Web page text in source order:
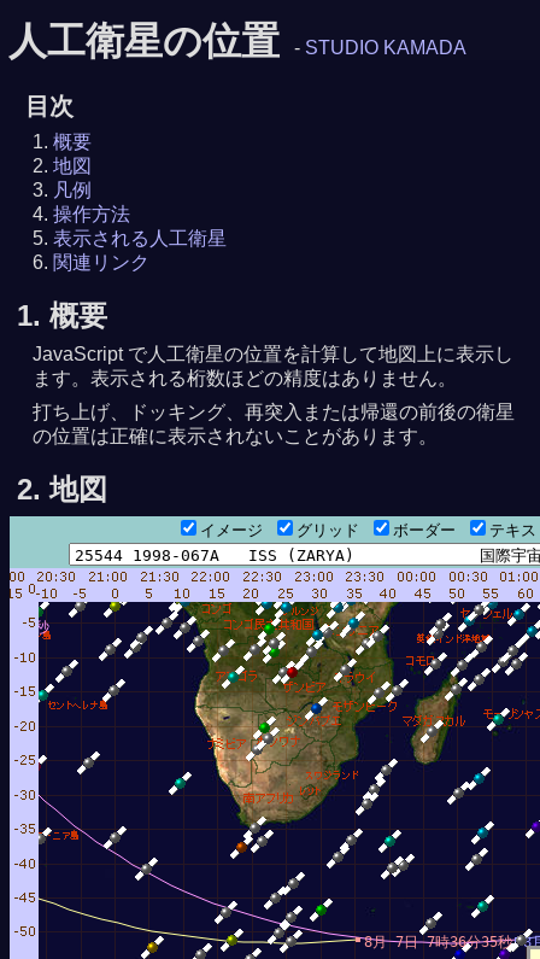
人工衛星の位置 - STUDIO KAMADA
目次
概要
地図
凡例
操作方法
表示される人工衛星
関連リンク
1. 概要
JavaScript で人工衛星の位置を計算して地図上に表示し
ます。表示される桁数ほどの精度はありません。
打ち上げ、ドッキング、再突入または帰還の前後の衛星
の位置は正確に表示されないことがあります。
2. 地図
イメージ グリッド ボーダー テキ
24秒
8
8月 7日 7時36分35秒